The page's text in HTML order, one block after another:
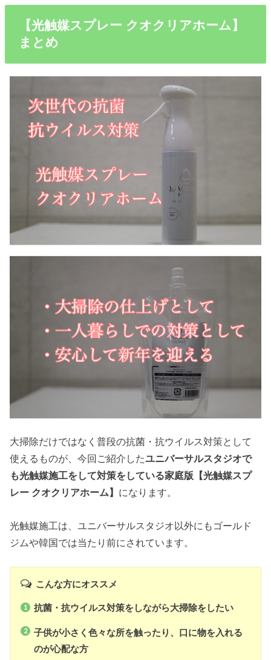
【光触媒スプレー クオクリアホーム】
まとめ
大掃除だけではなく普段の抗菌・抗ウイルス対策として
使えるものが、今回ご紹介したユニバーサルスタジオで
も光触媒施工をして対策をしている家庭版【光触媒スプ
レー クオクリアホーム】 になります。
光触媒施工は、ユニバーサルスタジオ以外にもゴールド
ジムや韓国では当たり前にされています。
こんな方にオススメ
抗菌・抗ウイルス対策をしながら大掃除をしたい
子供が小さく色々な所を触ったり、口に物を入れる
のが心配な方